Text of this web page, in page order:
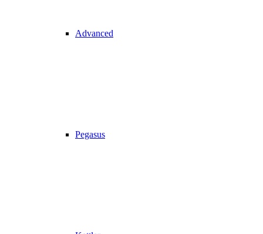
Advanced
Pegasus